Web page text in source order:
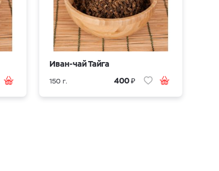
Иван-чай Тайга
150 г. 400₽